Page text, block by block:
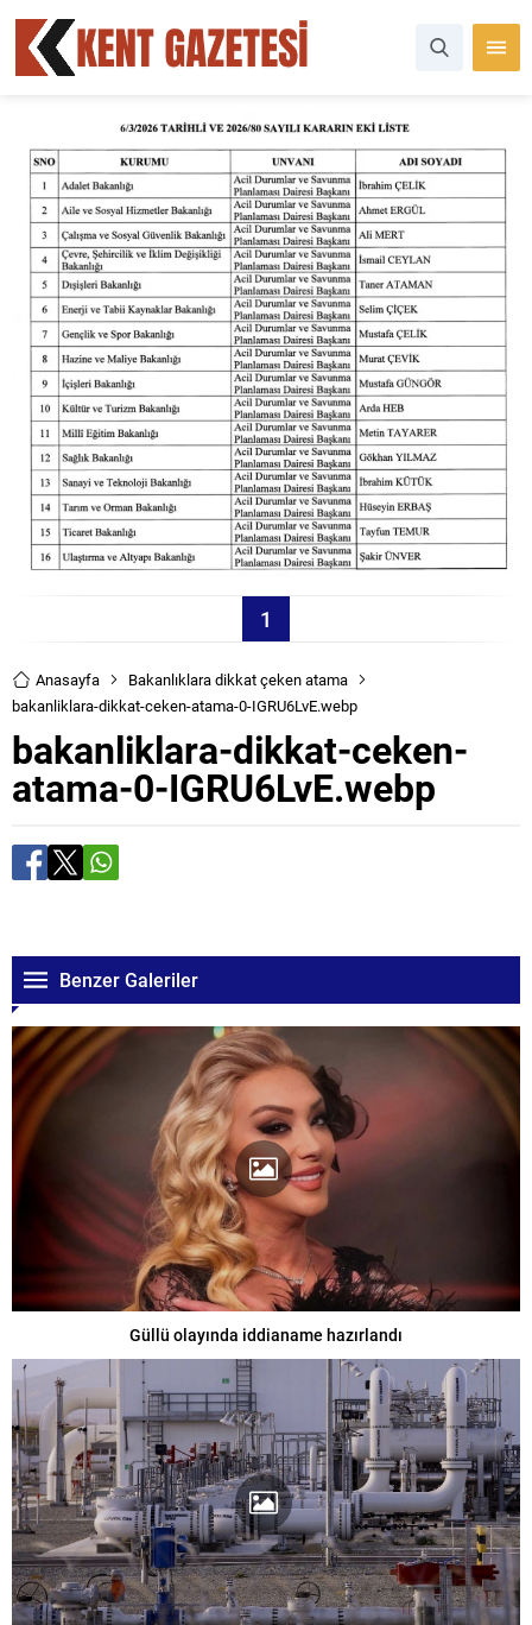
1
Anasayfa
Bakanlıklara dikkat çeken atama
bakanliklara-dikkat-ceken-atama-0-IGRU6LvE.webp
bakanliklara-dikkat-ceken-
atama-0-IGRU6LvE.webp
Benzer Galeriler
Güllü olayında iddianame hazırlandı